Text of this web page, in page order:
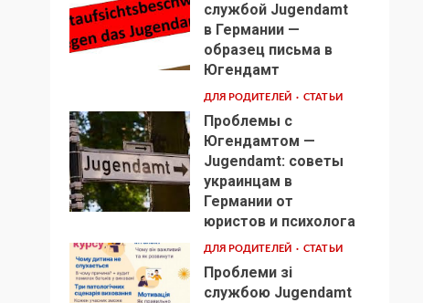
2
службой Jugendamt
в Германии —
образец письма в
Югендамт
3
ДЛЯ РОДИТЕЛЕЙ СТАТЬИ
Проблемы с
Югендамтом —
Jugendamt: советы
украинцам в
Германии от
юристов и психолога
ДЛЯ РОДИТЕЛЕЙ СТАТЬИ
Проблеми зі
службою Jugendamt